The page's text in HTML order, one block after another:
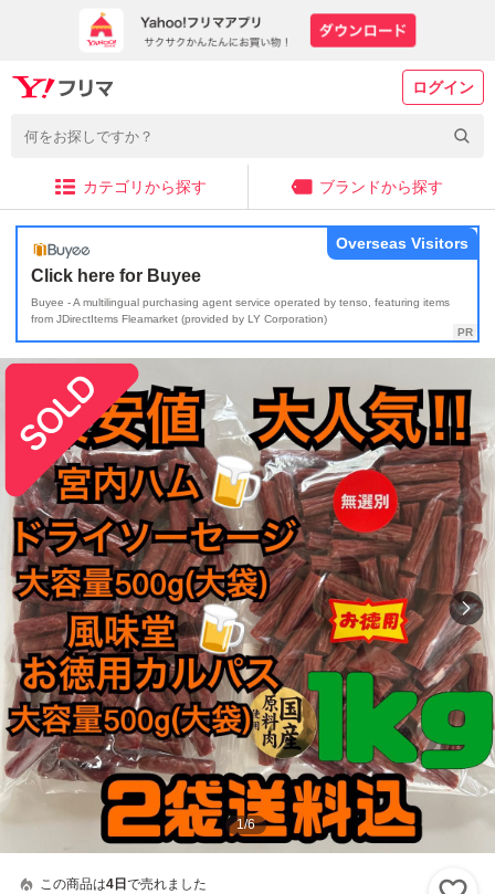
ログイン
カテゴリから探す ブランドから探す
Click here for Buyee
Buyee - A multilingual purchasing agent service operated by tenso, featuring items
from JDirectItems Fleamarket (provided by LY Corporation)
Overseas Visitors
1/6
この商品は4日 で売れました